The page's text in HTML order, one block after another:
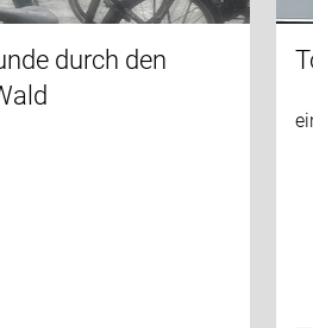
durch den